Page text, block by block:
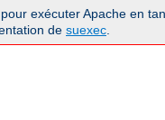
exécuter Apache en
de suexec